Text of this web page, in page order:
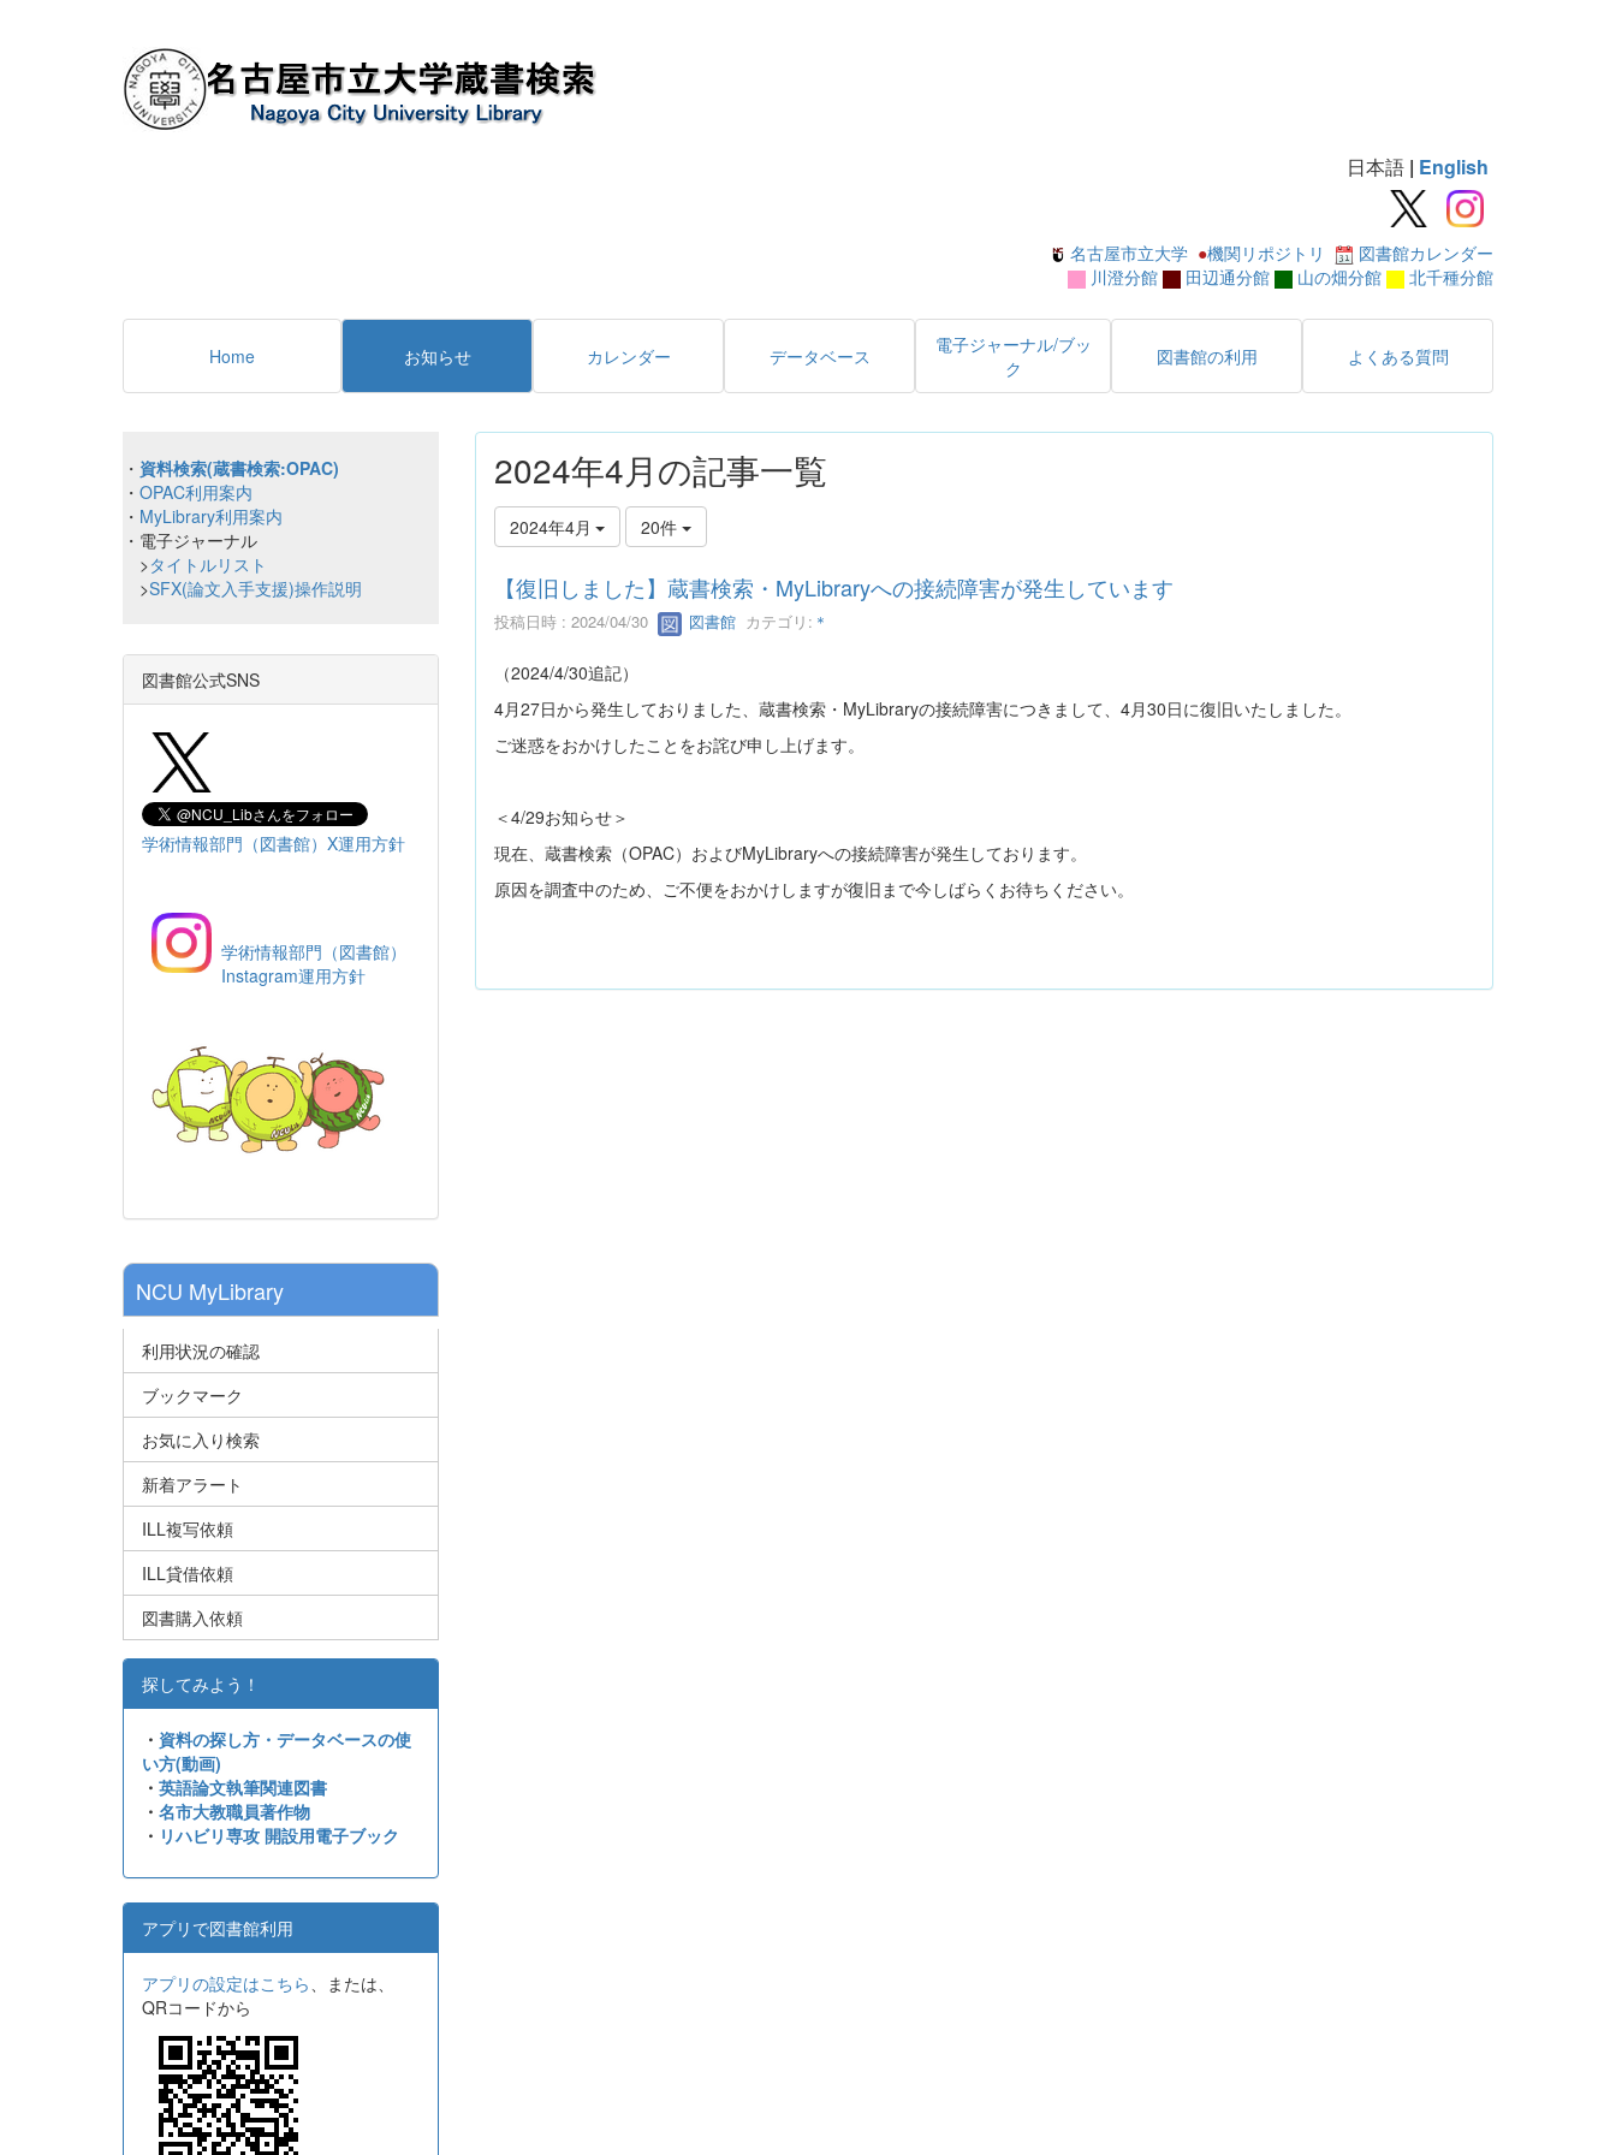
日本語 | English
名古屋市立大学 ●機関リポジトリ
図書館カレンダー
川澄分館
田辺通分館 山の畑分館 北千種分館
Home お知らせ カレンダー データベース
電子ジャーナル/ブッ
ク
図書館の利用 よくある質問
2024年4月の記事一覧
2024年4月 20件
【復旧しました】蔵書検索・MyLibraryへの接続障害が発生しています
投稿日時 : 2024/04/30 図書館カテゴリ: ＊
（2024/4/30追記）
4月27日から発生しておりました、蔵書検索・MyLibraryの接続障害につきまして、4月30日に復旧いたしました。
ご迷惑をおかけしたことをお詫び申し上げます。
＜4/29お知らせ＞
現在、蔵書検索（OPAC）およびMyLibraryへの接続障害が発生しております。
原因を調査中のため、ご不便をおかけしますが復旧まで今しばらくお待ちください。
・ 資料検索(蔵書検索:OPAC)
・ OPAC利用案内
・ MyLibrary利用案内
・電子ジャーナル
>タイトルリスト
>SFX(論文入手支援)操作説明
図書館公式SNS
学術情報部門（図書館）X運用方針
学術情報部門（図書館）
Instagram運用方針
NCU MyLibrary
利用状況の確認
ブックマーク
お気に入り検索
新着アラート
ILL複写依頼
ILL貸借依頼
図書購入依頼
探してみよう！
・ 資料の探し方・データベースの使
い方(動画)
・ 英語論文執筆関連図書
・ 名市大教職員著作物
・ リハビリ専攻 開設用電子ブック
アプリで図書館利用
アプリの設定はこちら、または、
QRコードから